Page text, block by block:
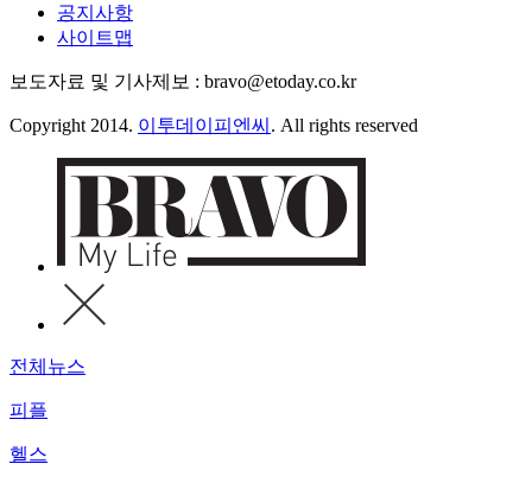
공지사항
사이트맵
보도자료 및 기사제보 : bravo@etoday.co.kr
Copyright 2014. 이투데이피엔씨 . All rights reserved
전체뉴스
피플
헬스